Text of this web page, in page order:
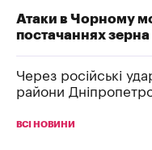
Атаки в Чорному
постачаннях
Через російські
райони
ВСІ НОВИНИ